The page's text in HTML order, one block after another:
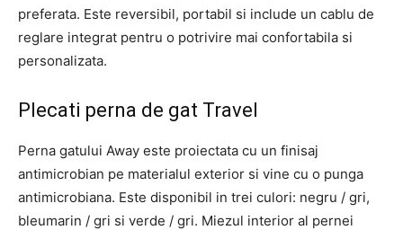
preferata. Este reversibil, portabil si include un cablu de
reglare integrat pentru o potrivire mai confortabila si
personalizata.
Plecati perna de gat Travel
Perna gatului Away este proiectata cu un finisaj
antimicrobian pe materialul exterior si vine cu o punga
antimicrobiana. Este disponibil in trei culori: negru / gri,
bleumarin / gri si verde / gri. Miezul interior al pernei